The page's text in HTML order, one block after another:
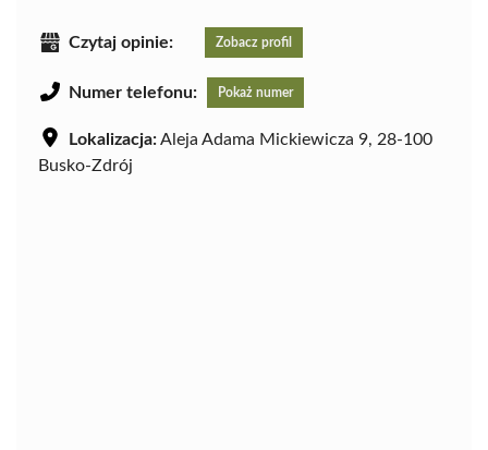
Czytaj opinie: Zobacz profil
Numer telefonu: Pokaż numer
Lokalizacja:Aleja Adama Mickiewicza 9, 28-100
Busko-Zdrój